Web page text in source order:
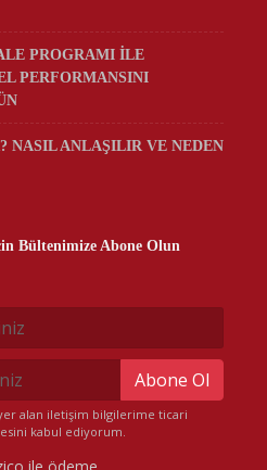
PROGRAMI İLE
PERFORMANSINI
NASIL ANLAŞILIR VE NEDEN
Bültenimize Abone Olun
Abone Ol
yer alan iletişim bilgilerime ticari
kabul ediyorum.